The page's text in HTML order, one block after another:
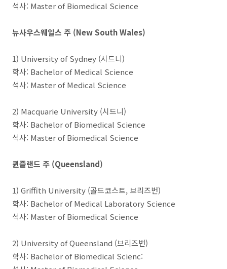
석사: Master of Biomedical Science
뉴사우스웨일스 주 (New South Wales)
1) University of Sydney (시드니)
학사: Bachelor of Medical Science
석사: Master of Medical Science
2) Macquarie University (시드니)
학사: Bachelor of Biomedical Science
석사: Master of Biomedical Science
퀸즐랜드 주 (Queensland)
1) Griffith University (골드코스트, 브리즈번)
학사: Bachelor of Medical Laboratory Science
석사: Master of Biomedical Science
2) University of Queensland (브리즈번)
학사: Bachelor of Biomedical Scienc: